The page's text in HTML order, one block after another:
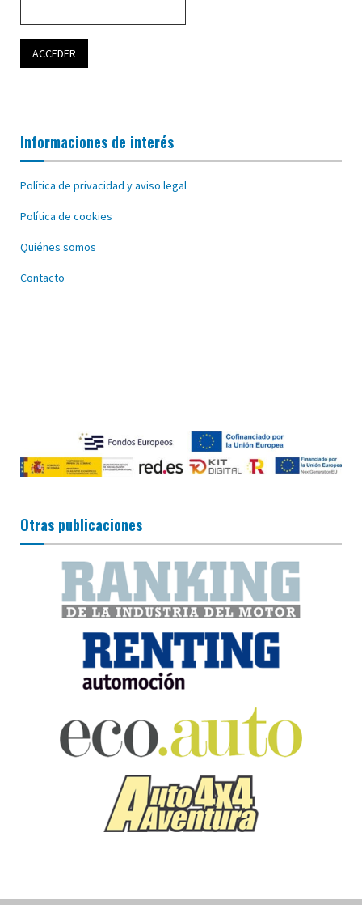
Informaciones de interés
Política de privacidad y aviso legal
Política de cookies
Quiénes somos
Contacto
Otras publicaciones